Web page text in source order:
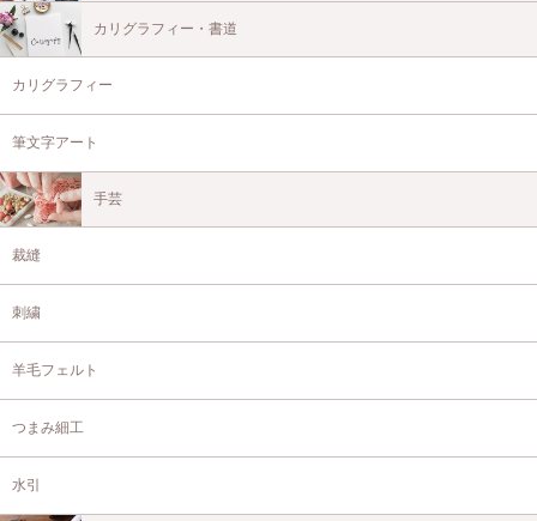
カリグラフィー・書道
カリグラフィー
筆文字アート
手芸
裁縫
刺繍
羊毛フェルト
つまみ細工
水引